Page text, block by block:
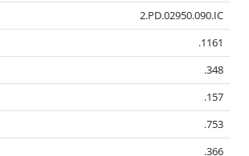
2.PD.02950.090.IC
.1161
.348
.157
.753
.366